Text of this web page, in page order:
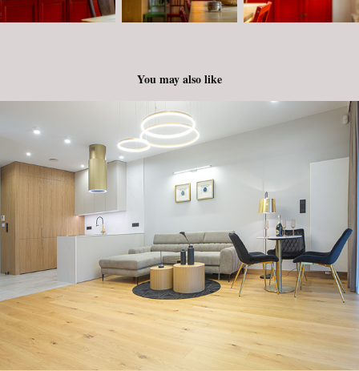
You may also like
Fort Piłsudskiego / Apartament
2025